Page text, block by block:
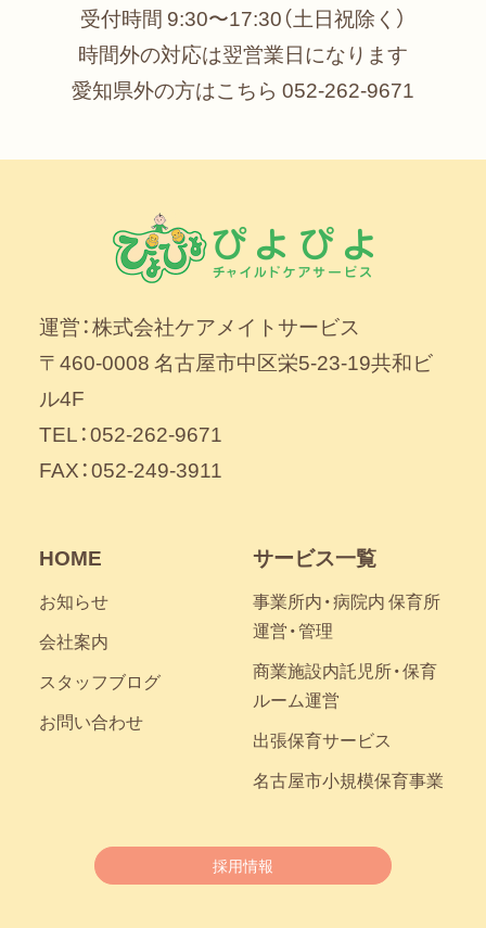
受付時間 9:30〜17:30（土日祝除く）
時間外の対応は翌営業日になります
愛知県外の方はこちら 052-262-9671
運営：株式会社ケアメイトサービス
〒460-0008 名古屋市中区栄5-23-19共和ビ
ル4F
TEL：052-262-9671
FAX：052-249-3911
HOME
お知らせ
会社案内
スタッフブログ
お問い合わせ
サービス一覧
事業所内・病院内 保育所
運営・管理
商業施設内託児所・保育
ルーム運営
出張保育サービス
名古屋市小規模保育事業
採用情報